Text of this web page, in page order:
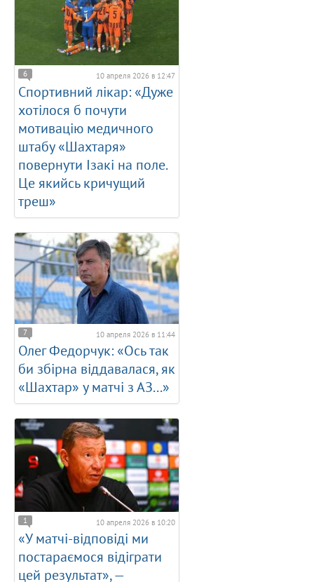
6 10 апреля 2026 в 12:47
Спортивний лікар: «Дуже
хотілося б почути
мотивацію медичного
штабу «Шахтаря»
повернути Ізакі на поле.
Це якийсь кричущий
треш»
7 10 апреля 2026 в 11:44
Олег Федорчук: «Ось так
би збірна віддавалася, як
«Шахтар» у матчі з АЗ...»
1 10 апреля 2026 в 10:20
«У матчі-відповіді ми
постараємося відіграти
цей результат», —